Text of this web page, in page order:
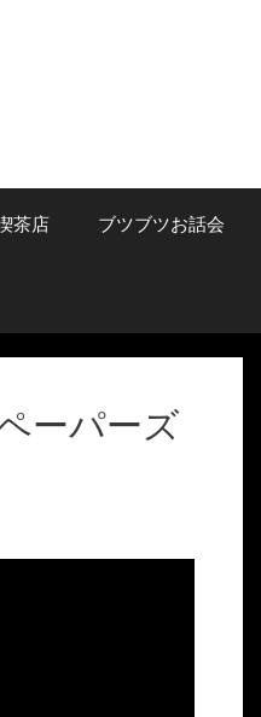
茶店 ブツブツお話会
ーパーズ